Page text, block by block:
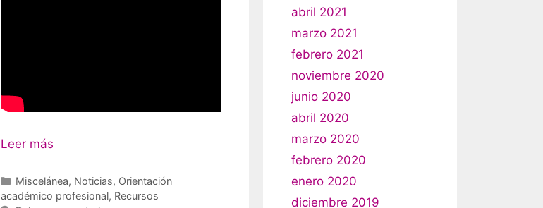
Leer más
Categorías
Miscelánea, Noticias, Orientación
académico profesional, Recursos
abril 2021
marzo 2021
febrero 2021
noviembre 2020
junio 2020
abril 2020
marzo 2020
febrero 2020
enero 2020
diciembre 2019